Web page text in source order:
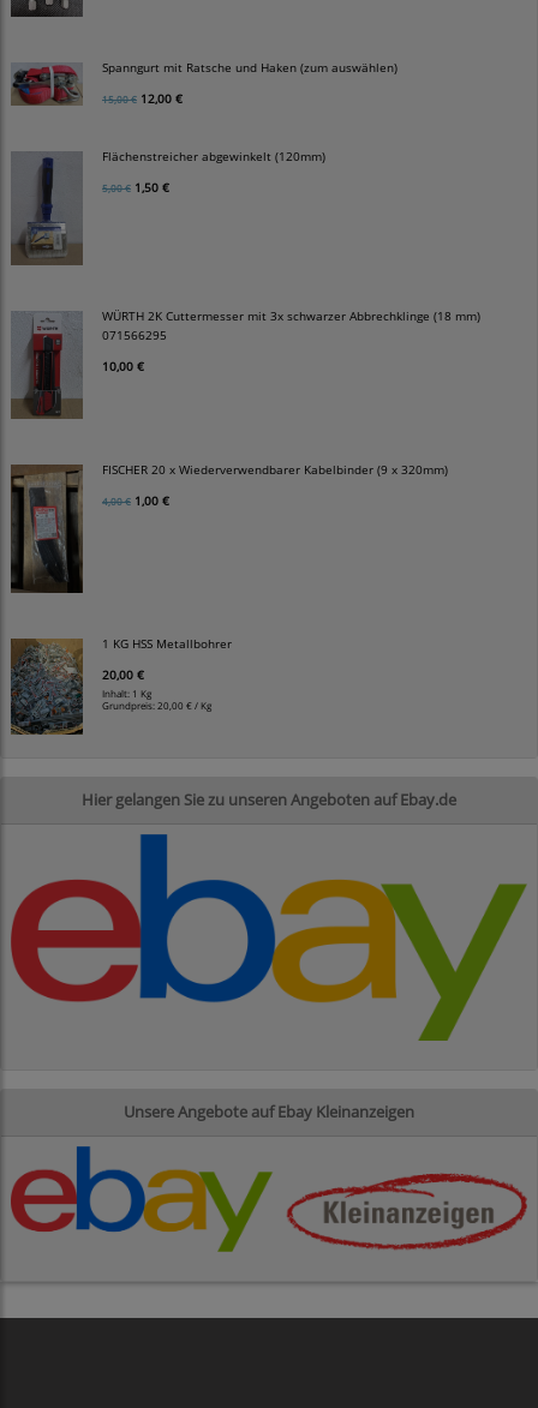
Spanngurt mit Ratsche und Haken (zum auswählen)
15,00 € 12,00 €
Flächenstreicher abgewinkelt (120mm)
5,00 € 1,50 €
WÜRTH 2K Cuttermesser mit 3x schwarzer Abbrechklinge (18 mm)
071566295
10,00 €
FISCHER 20 x Wiederverwendbarer Kabelbinder (9 x 320mm)
4,00 € 1,00 €
1 KG HSS Metallbohrer
20,00 €
Inhalt: 1 Kg
Grundpreis:20,00 € / Kg
Hier gelangen Sie zu unseren Angeboten auf Ebay.de
Unsere Angebote auf Ebay Kleinanzeigen